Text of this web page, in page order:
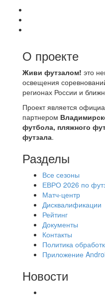
О проекте
Живи футзалом! это
освещения
регионах России и
Проект является
партнером
футбола, пляжного
футзала.
Разделы
Все сезоны
ЕВРО 2026 по
Матч-центр
Дисквалификации
Рейтинг
Документы
Контакты
Политика
Приложение
Новости